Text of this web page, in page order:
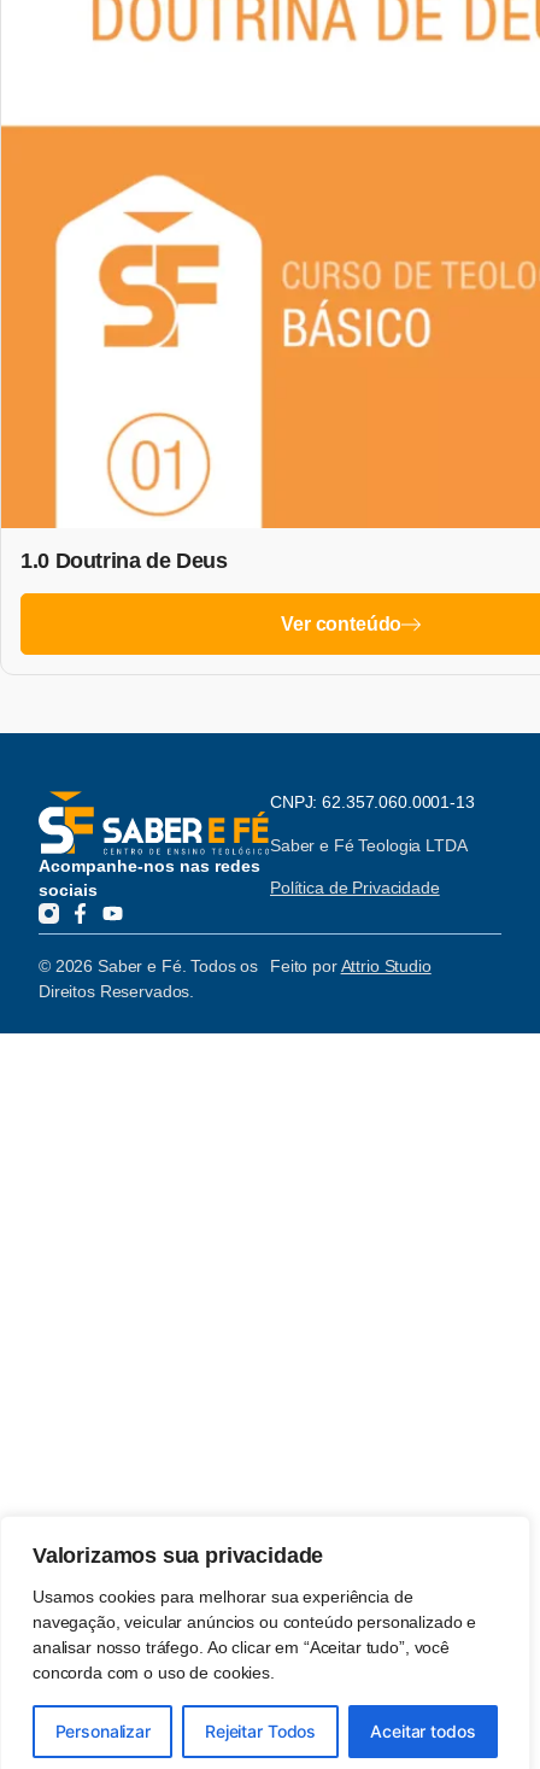
Valorizamos sua privacidade
Usamos cookies para melhorar sua experiência de
navegação, veicular anúncios ou conteúdo personalizado e
analisar nosso tráfego. Ao clicar em “Aceitar tudo”, você
concorda com o uso de cookies.
Personalizar Rejeitar Todos Aceitar todos
1.0 Doutrina de Deus
Ver conteúdo
Acompanhe-nos nas redes
sociais
CNPJ: 62.357.060.0001-13
Saber e Fé Teologia LTDA
Política de Privacidade
© 2026 Saber e Fé. Todos os
Direitos Reservados.
Feito porAttrio Studio